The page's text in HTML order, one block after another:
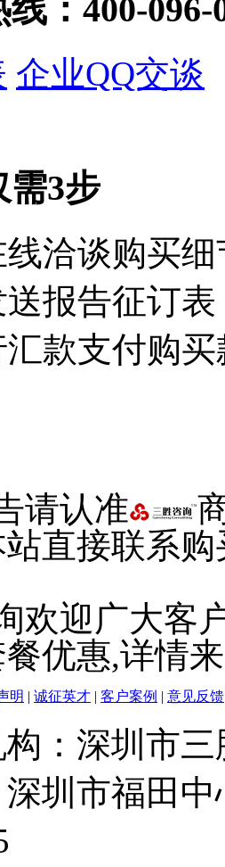
： 400-096-
企业QQ交谈
需3步
洽谈购买细
报告征订表
款支付购买
请认准
直接联系购
欢迎广大客
优惠,详情
明 | 诚征英才 | 客户案例 | 意见反馈
：深圳市
圳市福田